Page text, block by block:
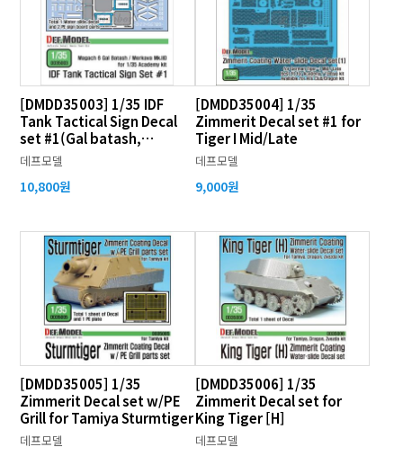
[DMDD35003] 1/35 IDF
Tank Tactical Sign Decal
set #1(Gal batash,
Merkava Mk.IID)
데프모델
10,800원
[DMDD35004] 1/35
Zimmerit Decal set #1 for
Tiger I Mid/Late
데프모델
9,000원
[DMDD35005] 1/35
Zimmerit Decal set w/PE
Grill for Tamiya Sturmtiger
데프모델
[DMDD35006] 1/35
Zimmerit Decal set for
King Tiger [H]
데프모델